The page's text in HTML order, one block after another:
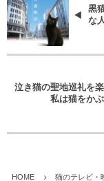
黒
な
泣き猫の聖地巡礼を
私は猫をか
HOME 猫のテレビ・